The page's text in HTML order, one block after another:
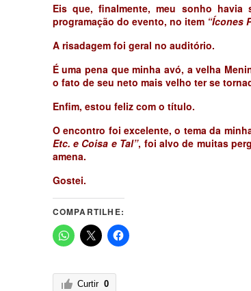
Eis que, finalmente, meu sonho
programação do evento, no item “Ícones
A risadagem foi geral no auditório.
É uma pena que minha avó, a velha
o fato de seu neto mais velho ter se
Enfim, estou feliz com o título.
O encontro foi excelente, o tema da
Etc. e Coisa e Tal”, foi alvo de muitas
amena.
Gostei.
COMPARTILHE:
Curtir 0